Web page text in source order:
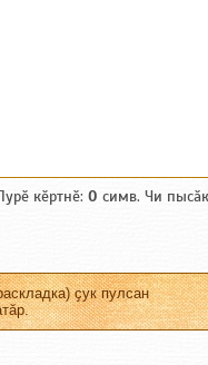
кӗртнӗ: 0 симв. Чи
ҫук пулсан